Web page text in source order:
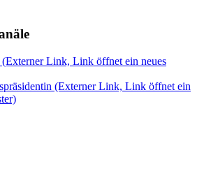
(Externer Link, Link öffnet ein neues
(Externer Link, Link öffnet ein